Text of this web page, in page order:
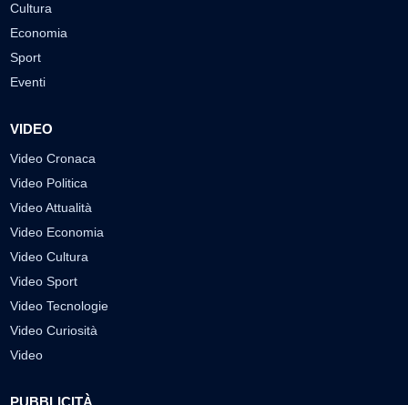
Cultura
Economia
Sport
Eventi
VIDEO
Video Cronaca
Video Politica
Video Attualità
Video Economia
Video Cultura
Video Sport
Video Tecnologie
Video Curiosità
Video
PUBBLICITÀ